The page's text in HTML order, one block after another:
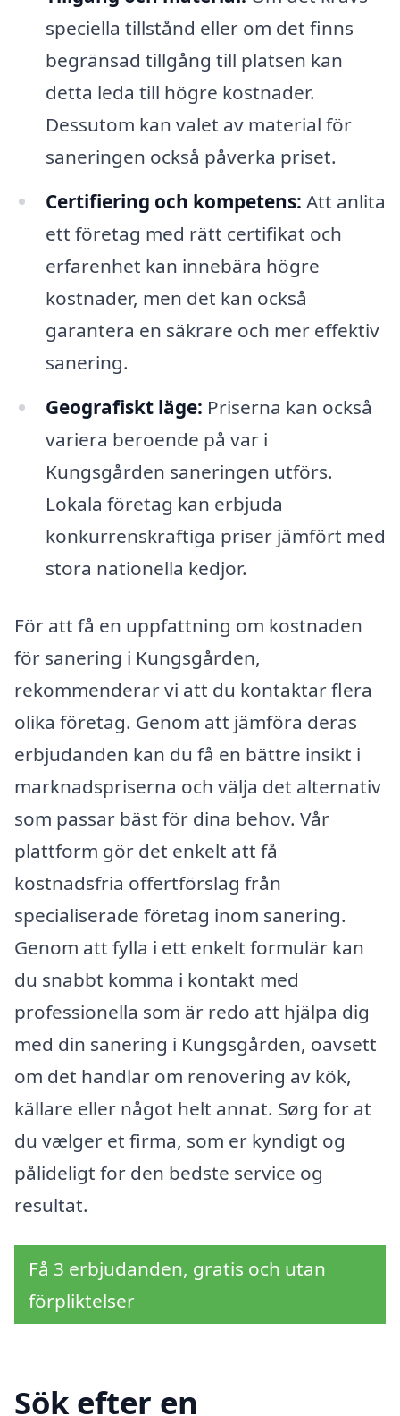
speciella tillstånd eller om det finns
begränsad tillgång till platsen kan
detta leda till högre kostnader.
Dessutom kan valet av material för
saneringen också påverka priset.
Certifiering och kompetens: Att anlita
ett företag med rätt certifikat och
erfarenhet kan innebära högre
kostnader, men det kan också
garantera en säkrare och mer effektiv
sanering.
Geografiskt läge: Priserna kan också
variera beroende på var i
Kungsgården saneringen utförs.
Lokala företag kan erbjuda
konkurrenskraftiga priser jämfört med
stora nationella kedjor.
För att få en uppfattning om kostnaden
för sanering i Kungsgården,
rekommenderar vi att du kontaktar flera
olika företag. Genom att jämföra deras
erbjudanden kan du få en bättre insikt i
marknadspriserna och välja det alternativ
som passar bäst för dina behov. Vår
plattform gör det enkelt att få
kostnadsfria offertförslag från
specialiserade företag inom sanering.
Genom att fylla i ett enkelt formulär kan
du snabbt komma i kontakt med
professionella som är redo att hjälpa dig
med din sanering i Kungsgården, oavsett
om det handlar om renovering av kök,
källare eller något helt annat. Sørg for at
du vælger et firma, som er kyndigt og
pålideligt for den bedste service og
resultat.
Få 3 erbjudanden, gratis och utan
förpliktelser
Sök efter en